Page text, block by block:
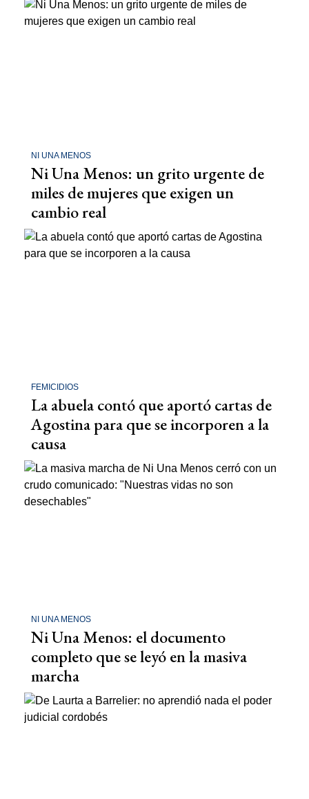
NI UNA MENOS
Ni Una Menos: un grito urgente de
miles de mujeres que exigen un
cambio real
FEMICIDIOS
La abuela contó que aportó cartas de
Agostina para que se incorporen a la
causa
NI UNA MENOS
Ni Una Menos: el documento
completo que se leyó en la masiva
marcha